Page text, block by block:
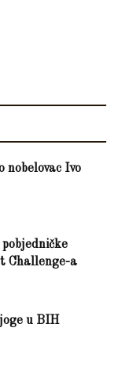
nobelovac Ivo
Challenge-a
u BIH